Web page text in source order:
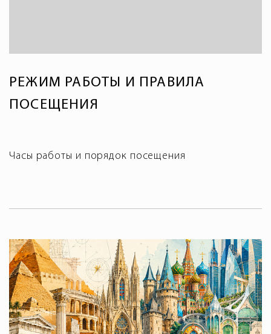
РЕЖИМ РАБОТЫ И ПРАВИЛА
ПОСЕЩЕНИЯ
Часы работы и порядок посещения